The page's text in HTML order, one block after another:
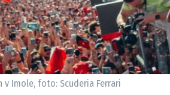
v Imole, foto: Scuderia Ferrari